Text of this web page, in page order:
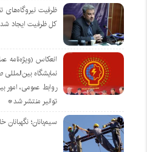
ظرفیت نیروگاه‌های
کل ظرفیت ایجاد
انعکاس (ویژه‌نامه
نمایشگاه
روابط عمومی، امور
توانیر منتشر شد*
سیم‌بانان؛